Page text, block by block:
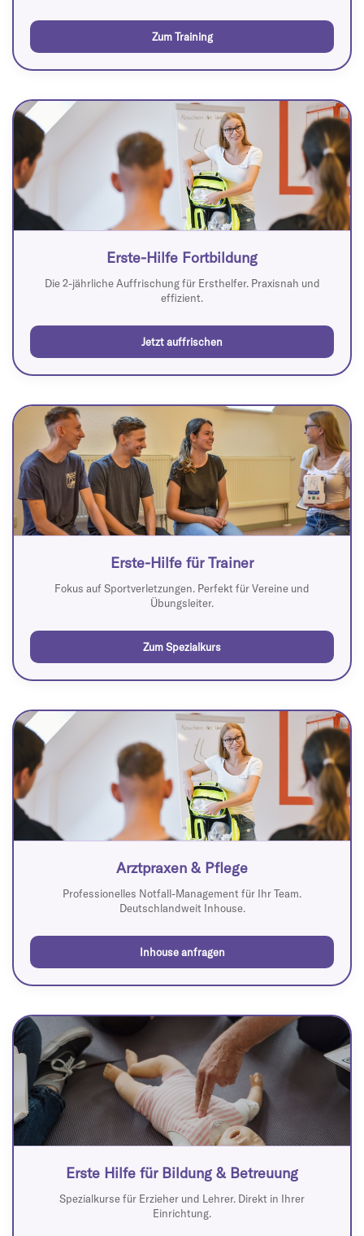
Zum Training
Erste-Hilfe Fortbildung
Die 2-jährliche Auffrischung für Ersthelfer. Praxisnah und
effizient.
Jetzt auffrischen
Erste-Hilfe für Trainer
Fokus auf Sportverletzungen. Perfekt für Vereine und
Übungsleiter.
Zum Spezialkurs
Arztpraxen & Pflege
Professionelles Notfall-Management für Ihr Team.
Deutschlandweit Inhouse.
Inhouse anfragen
Erste Hilfe für Bildung & Betreuung
Spezialkurse für Erzieher und Lehrer. Direkt in Ihrer
Einrichtung.